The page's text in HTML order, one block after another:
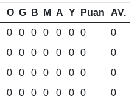
O G B M A Y Puan
AV.
0 0 0 0 0 0 0
0
0 0 0 0 0 0 0
0
0 0 0 0 0 0 0
0
0 0 0 0 0 0 0
0